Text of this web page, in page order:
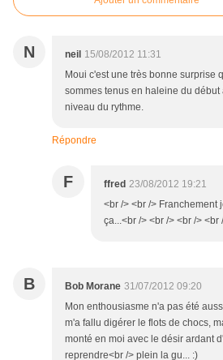
N neil 15/08/2012 11:31
Moui c'est une très bonne surprise
sommes tenus en haleine du
niveau du rythme.
Répondre
F ffred 23/08/2012 19:21
<br /> <br /> Franchement
ça...<br /> <br /> <br /> <br
B Bob Morane 31/07/2012 09:20
Mon enthousiasme n'a pas été
m'a fallu digérer le flots de chocs,
monté en moi avec le désir ardant
reprendre<br /> plein la gu... :)